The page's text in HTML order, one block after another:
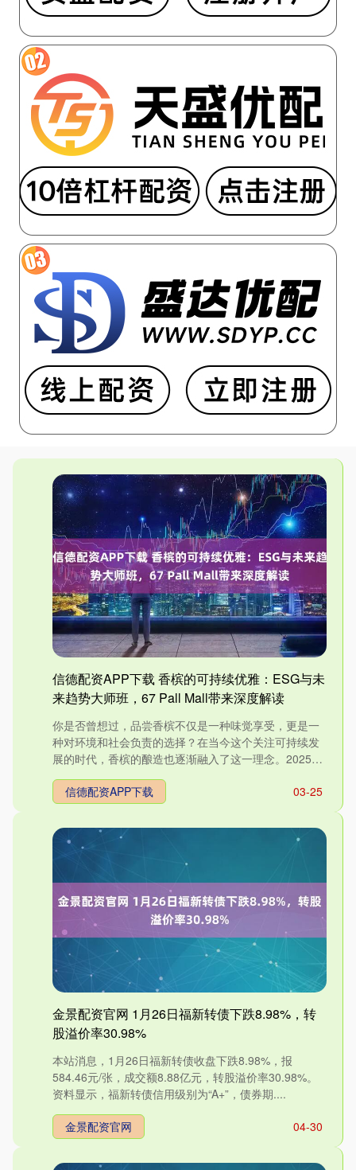
信德配资APP下载 香槟的可持续优雅：ESG与未
来趋势大师班，67 Pall Mall带来深度解读
你是否曾想过，品尝香槟不仅是一种味觉享受，更是一
种对环境和社会负责的选择？在当今这个关注可持续发
展的时代，香槟的酿造也逐渐融入了这一理念。2025年
10月31日....
03-25
信德配资APP下载
金景配资官网 1月26日福新转债下跌8.98%，转
股溢价率30.98%
本站消息，1月26日福新转债收盘下跌8.98%，报
584.46元/张，成交额8.88亿元，转股溢价率30.98%。
资料显示，福新转债信用级别为“A+”，债券期....
04-30
金景配资官网